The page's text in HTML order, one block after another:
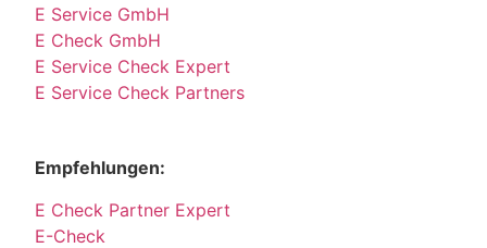
E Service GmbH
E Check GmbH
E Service Check Expert
E Service Check Partners
Empfehlungen:
E Check Partner Expert
E-Check